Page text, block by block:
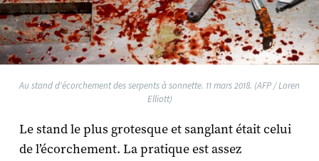
Au stand d'écorchement des serpents à sonnette. 11 mars 2018. (AFP / Loren
Elliott)
Le stand le plus grotesque et sanglant était celui
de l’écorchement. La pratique est assez